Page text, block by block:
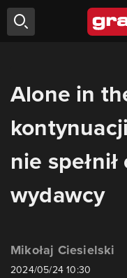
Alone in
nie
wydawcy
Mikołaj Ciesielski
2024/05/24 10:30